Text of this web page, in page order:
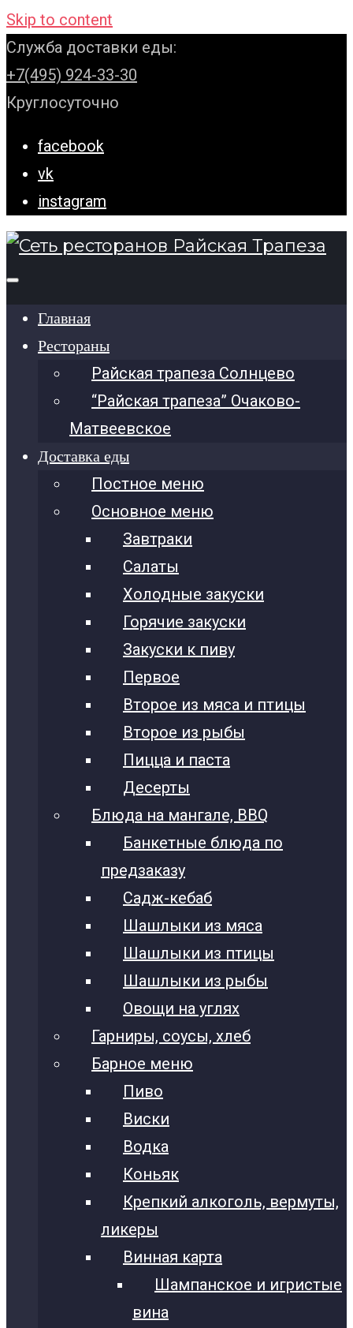
Skip to content
Служба доставки еды:
+7(495) 924-33-30
Круглосуточно
facebook
vk
instagram
Главная
Рестораны
Райская трапеза Солнцево
“Райская трапеза” Очаково-
Матвеевское
Доставка еды
Постное меню
Основное меню
Завтраки
Салаты
Холодные закуски
Горячие закуски
Закуски к пиву
Первое
Второе из мяса и птицы
Второе из рыбы
Пицца и паста
Десерты
Блюда на мангале, BBQ
Банкетные блюда по
предзаказу
Садж-кебаб
Шашлыки из мяса
Шашлыки из птицы
Шашлыки из рыбы
Овощи на углях
Гарниры, соусы, хлеб
Барное меню
Пиво
Виски
Водка
Коньяк
Крепкий алкоголь, вермуты,
ликеры
Винная карта
Шампанское и игристые
вина